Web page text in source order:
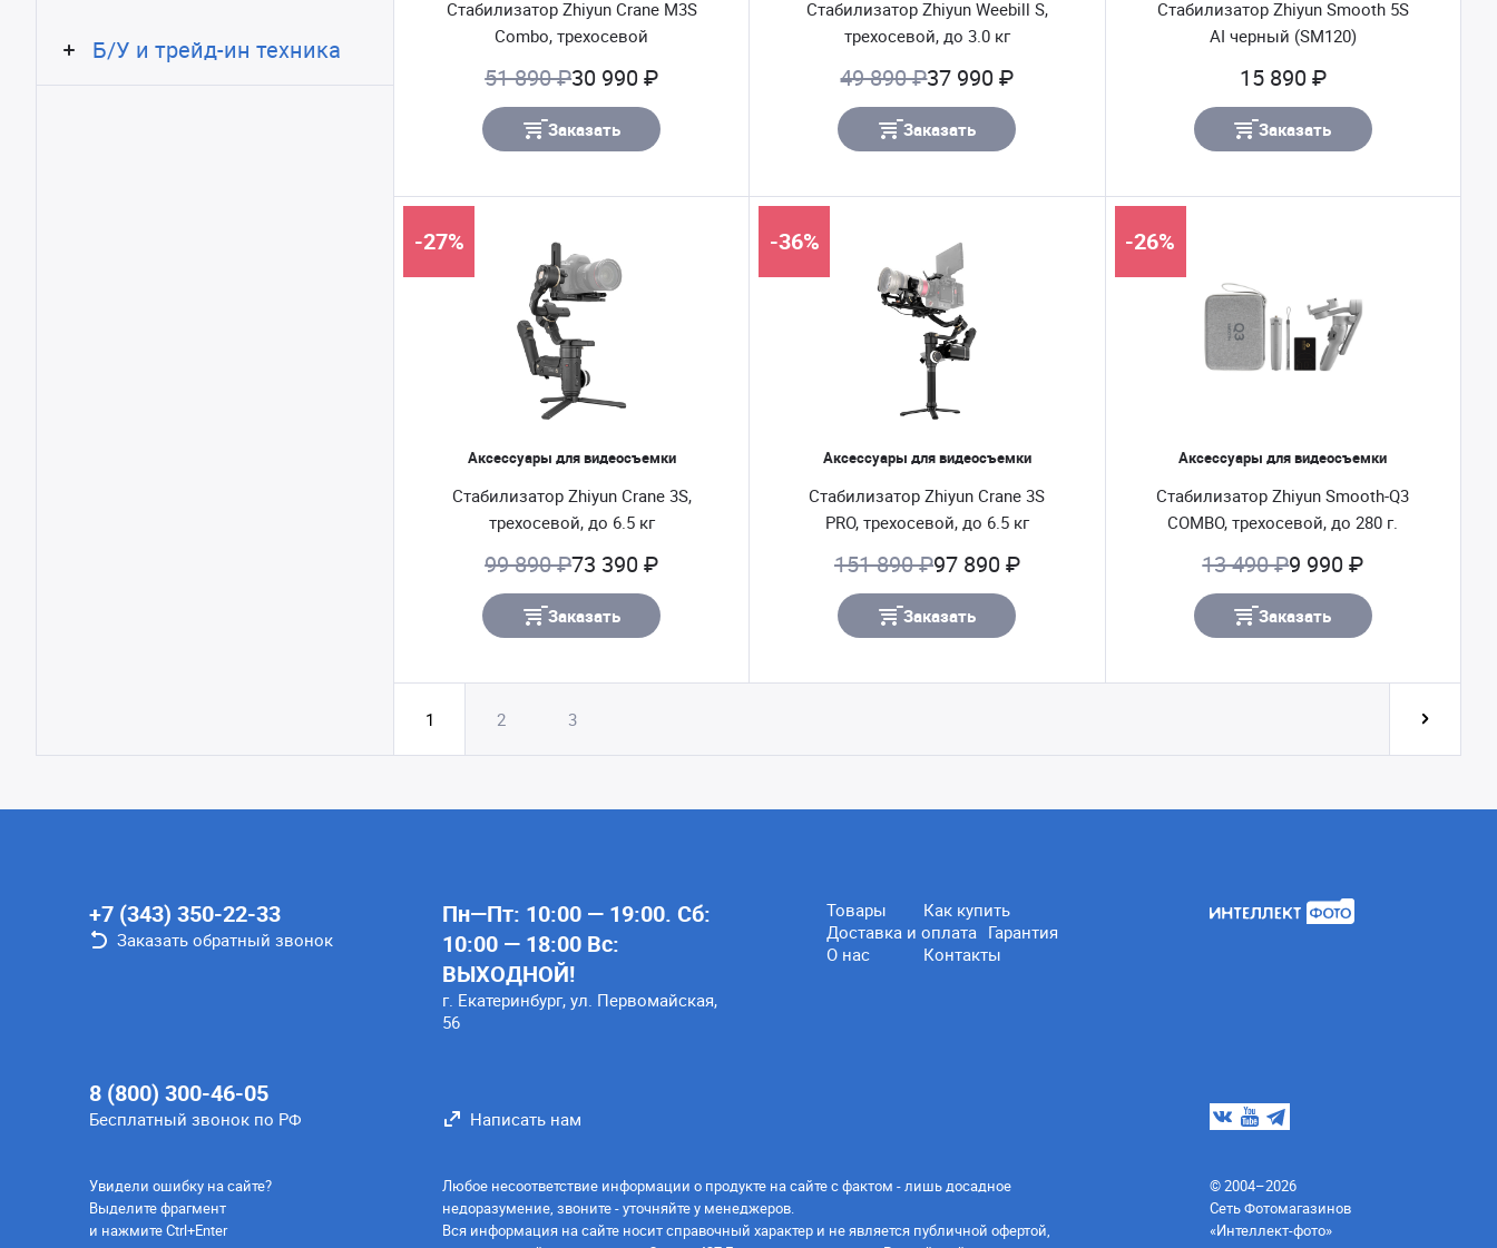
Б/У и трейд-ин техника
Стабилизатор Zhiyun Crane M3S
Combo, трехосевой
51 890 ₽30 990 ₽
Заказать
Стабилизатор Zhiyun Weebill S,
трехосевой, до 3.0 кг
49 890 ₽37 990 ₽
Заказать
Стабилизатор Zhiyun Smooth 5S
AI черный (SM120)
15 890 ₽
Заказать
Аксессуары для видеосъемки
Стабилизатор Zhiyun Crane 3S,
трехосевой, до 6.5 кг
-27%
99 890 ₽73 390 ₽
Заказать
Аксессуары для видеосъемки
Стабилизатор Zhiyun Crane 3S
PRO, трехосевой, до 6.5 кг
-36%
151 890 ₽97 890 ₽
Заказать
Аксессуары для видеосъемки
Стабилизатор Zhiyun Smooth-Q3
COMBO, трехосевой, до 280 г.
-26%
13 490 ₽9 990 ₽
Заказать
1 2 3
+7 (343) 350-22-33
Заказать обратный звонок
8 (800) 300-46-05
Бесплатный звонок по РФ
Пн—Пт: 10:00 — 19:00. Сб:
10:00 — 18:00 Вс:
ВЫХОДНОЙ!
г. Екатеринбург, ул. Первомайская,
56
Товары
Как купить
Доставка и оплата Гарантия
О нас
Контакты
Написать нам
Увидели ошибку на сайте?
Выделите фрагмент
и нажмите Ctrl+Enter
Любое несоответствие информации о продукте на сайте с фактом - лишь досадное
недоразумение, звоните - уточняйте у менеджеров.
Вся информация на сайте носит справочный характер и не является публичной офертой,
© 2004–2026
Сеть Фотомагазинов
«Интеллект-фото»